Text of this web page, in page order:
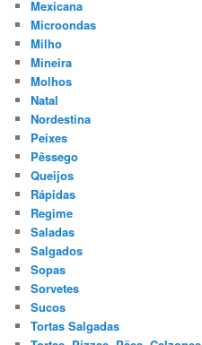
Mexicana
Microondas
Milho
Mineira
Molhos
Natal
Nordestina
Peixes
Pêssego
Queijos
Rápidas
Regime
Saladas
Salgados
Sopas
Sorvetes
Sucos
Tortas Salgadas